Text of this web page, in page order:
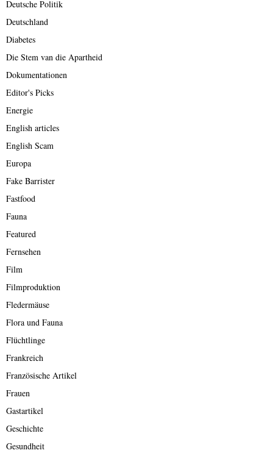
Deutsche Politik
Deutschland
Diabetes
Die Stem van die Apartheid
Dokumentationen
Editor's Picks
Energie
English articles
English Scam
Europa
Fake Barrister
Fastfood
Fauna
Featured
Fernsehen
Film
Filmproduktion
Fledermäuse
Flora und Fauna
Flüchtlinge
Frankreich
Französische Artikel
Frauen
Gastartikel
Geschichte
Gesundheit